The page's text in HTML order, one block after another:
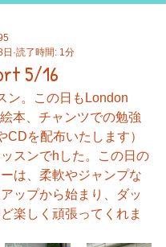
5/16
読了時間: 1分
ン。この日もLondon
本、チャンツでの勉強
CDを配布いたします）
スンでhした。この日の
は、柔軟やジャンプな
ップから始まり、ダッ
楽しく頑張ってくれま